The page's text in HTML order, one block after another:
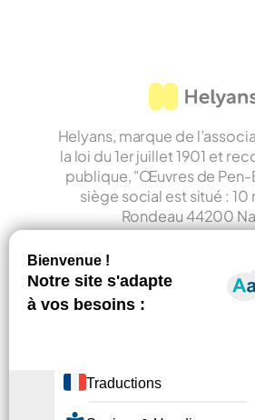
Helyans, marque de
la loi du 1er juillet 1901 et
publique, "Œuvres de Pen-
siège social est situé : 10
Rondeau 44200